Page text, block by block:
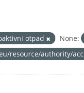
otpad None:
resource/authority/